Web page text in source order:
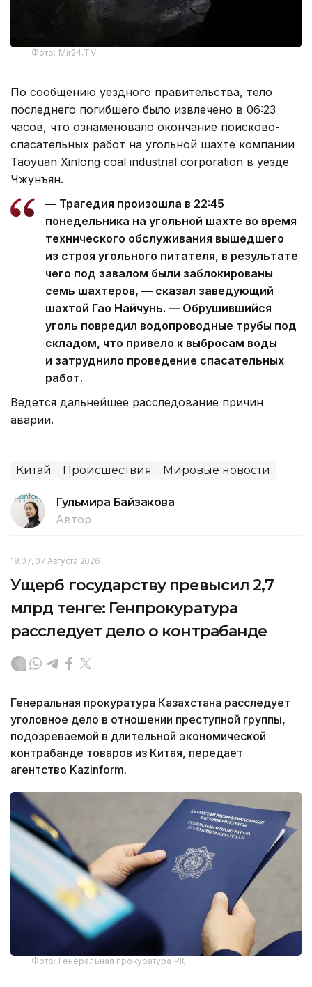
Фото: Mir24.TV
По сообщению уездного правительства, тело
последнего погибшего было извлечено в 06:23
часов, что ознаменовало окончание поисково-
спасательных работ на угольной шахте компании
Taoyuan Xinlong coal industrial corporation в уезде
Чжунъян.
— Трагедия произошла в 22:45
понедельника на угольной шахте во время
технического обслуживания вышедшего
из строя угольного питателя, в результате
чего под завалом были заблокированы
семь шахтеров, — сказал заведующий
шахтой Гао Найчунь. — Обрушившийся
уголь повредил водопроводные трубы под
складом, что привело к выбросам воды
и затруднило проведение спасательных
работ.
Ведется дальнейшее расследование причин
аварии.
Китай Происшествия Мировые новости
Гульмира Байзакова
Автор
19:07, 07 Августа 2026
Ущерб государству превысил 2,7
млрд тенге: Генпрокуратура
расследует дело о контрабанде
Генеральная прокуратура Казахстана расследует
уголовное дело в отношении преступной группы,
подозреваемой в длительной экономической
контрабанде товаров из Китая, передает
агентство Kazinform.
Фото: Генеральная прокуратура РК